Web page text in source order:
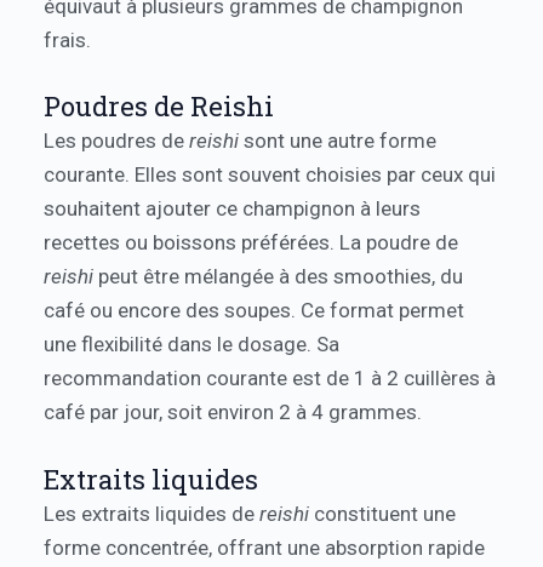
équivaut à plusieurs grammes de champignon
frais.
Poudres de Reishi
Les poudres dereishi sont une autre forme
courante. Elles sont souvent choisies par ceux qui
souhaitent ajouter ce champignon à leurs
recettes ou boissons préférées. La poudre de
reishi peut être mélangée à des smoothies, du
café ou encore des soupes. Ce format permet
une flexibilité dans le dosage. Sa
recommandation courante est de 1 à 2 cuillères à
café par jour, soit environ 2 à 4 grammes.
Extraits liquides
Les extraits liquides dereishi constituent une
forme concentrée, offrant une absorption rapide